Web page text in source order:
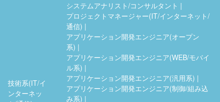
技術系(IT/イ
ンターネッ
システムアナリスト/コンサルタント
プロジェクトマネージャー(IT/インターネット/
通信)
アプリケーション開発エンジニア(オープン
系)
アプリケーション開発エンジニア(WEB/モバイ
ル系)
アプリケーション開発エンジニア(汎用系)
アプリケーション開発エンジニア(制御/組み込
み系)